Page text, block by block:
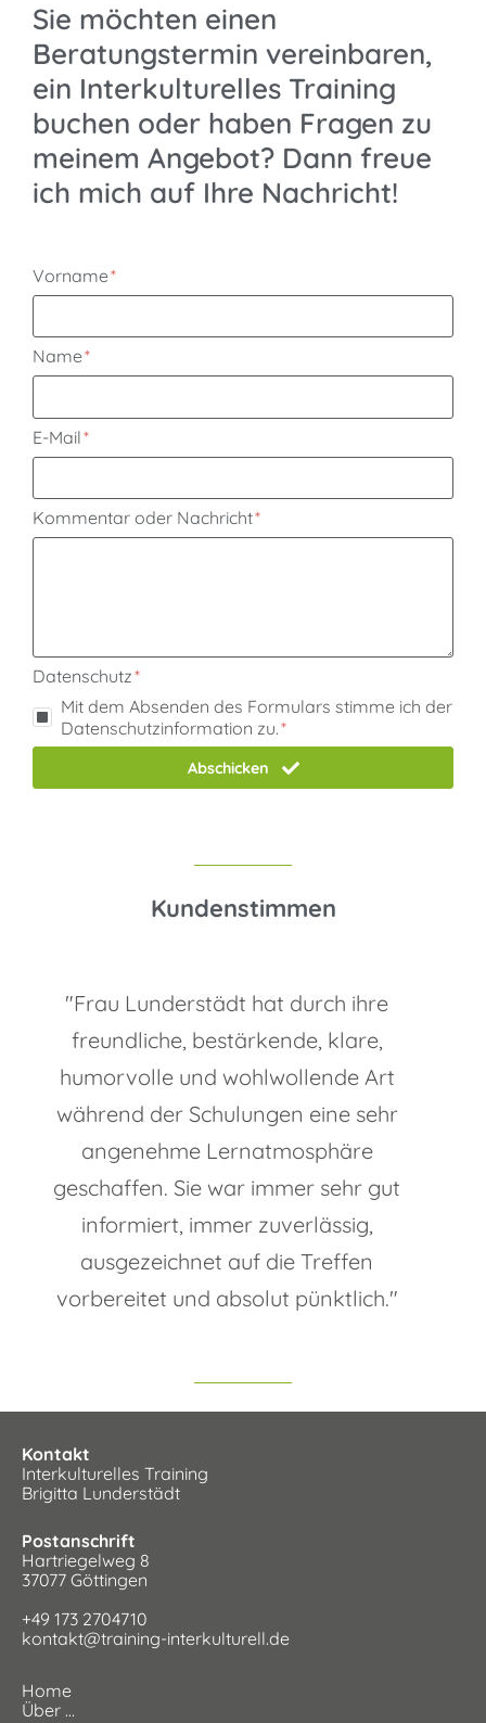
Sie möchten einen
Beratungstermin vereinbaren,
ein Inter­kultu­relles Training
buchen oder haben Fragen zu
meinem Angebot? Dann freue
ich mich auf Ihre Nachricht!
Vorname
Name
E-Mail
Kommentar oder Nachricht
Datenschutz
Mit dem Absenden des Formulars stimme ich der
Datenschutzinformation zu.
Abschicken
Kundenstimmen
"Frau Lunderstädt hat durch ihre
freundliche, bestärkende, klare,
humorvolle und wohlwollende Art
während der Schulungen eine sehr
angenehme Lernatmosphäre
geschaffen. Sie war immer sehr gut
informiert, immer zuverlässig,
ausgezeichnet auf die Treffen
vorbereitet und absolut pünktlich.″
Kontakt
Interkulturelles Training
Brigitta Lunderstädt
Postanschrift
Hartriegelweg 8
37077 Göttingen
+49 173 2704710
kontakt@training-interkulturell.de
Home
Über …